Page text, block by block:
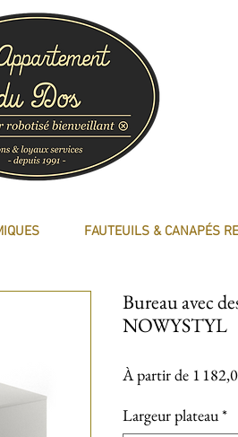
FAUTEUILS & CANAPÉS
Bureau avec
NOWYSTYL
À partir de 1
Largeur plateau*